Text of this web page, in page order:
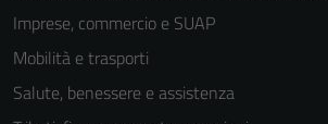
Imprese, commercio e SUAP
Mobilità e trasporti
Salute, benessere e assistenza